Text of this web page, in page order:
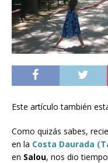
Este artículo también
Como quizás sabes,
en la Costa Daurada
en Salou, nos dio